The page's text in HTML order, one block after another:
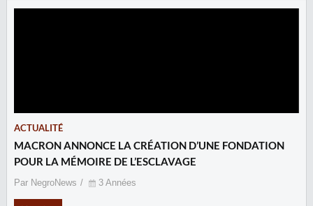
ACTUALITÉ
MACRON ANNONCE LA CRÉATION D’UNE FONDATION
POUR LA MÉMOIRE DE L’ESCLAVAGE
Par NegroNews 3 Années